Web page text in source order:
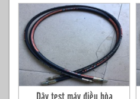
Dây test máy điều hòa